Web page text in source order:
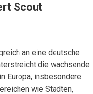
Scout
an eine deutsche
die wachsende
Europa, insbesondere
wie Städten,